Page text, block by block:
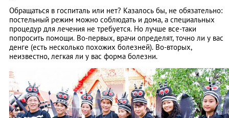
Обращаться в госпиталь или нет? Казалось бы, не обязательно:
постельный режим можно соблюдать и дома, а специальных
процедур для лечения не требуется. Но лучше все-таки
попросить помощи. Во-первых, врачи определят, точно ли у вас
денге (есть несколько похожих болезней). Во-вторых,
неизвестно, легкая ли у вас форма болезни.